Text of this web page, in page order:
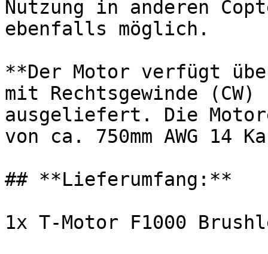
Nutzung in anderen
ebenfalls möglich.
**Der Motor verfügt
mit Rechtsgewinde
ausgeliefert. Die
von ca. 750mm AWG 14
## **Lieferumfang:**
1x T-Motor F1000